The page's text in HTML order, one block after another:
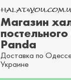
Магазин
Panda
Доставка по
Украине